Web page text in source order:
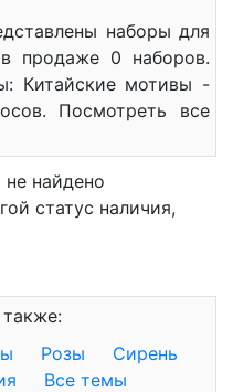
наборы для
продаже 0 наборов.
Китайские мотивы -
Посмотреть все
найдено
статус наличия,
Розы
Сирень
Все темы